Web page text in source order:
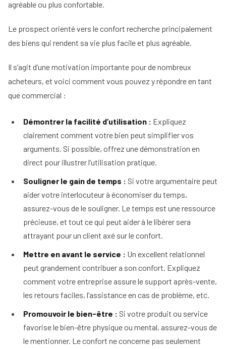
agréable ou plus confortable.
Le prospect orienté vers le confort recherche principalement
des biens qui rendent sa vie plus facile et plus agréable.
Il s’agit d’une motivation importante pour de nombreux
acheteurs, et voici comment vous pouvez y répondre en tant
que commercial :
Démontrer la facilité d’utilisation : Expliquez
clairement comment votre bien peut simplifier vos
arguments. Si possible, offrez une démonstration en
direct pour illustrer l’utilisation pratique.
Souligner le gain de temps : Si votre argumentaire peut
aider votre interlocuteur à économiser du temps,
assurez-vous de le souligner. Le temps est une ressource
précieuse, et tout ce qui peut aider à le libérer sera
attrayant pour un client axé sur le confort.
Mettre en avant le service : Un excellent relationnel
peut grandement contribuer a son confort. Expliquez
comment votre entreprise assure le support après-vente,
les retours faciles, l’assistance en cas de problème, etc.
Promouvoir le bien-être : Si votre produit ou service
favorise le bien-être physique ou mental, assurez-vous de
le mentionner. Le confort ne concerne pas seulement